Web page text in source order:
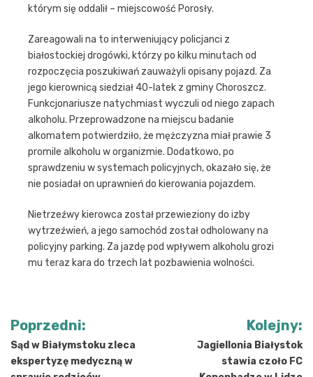
którym się oddalił – miejscowość Porosły.
Zareagowali na to interweniujący policjanci z
białostockiej drogówki, którzy po kilku minutach od
rozpoczęcia poszukiwań zauważyli opisany pojazd. Za
jego kierownicą siedział 40-latek z gminy Choroszcz.
Funkcjonariusze natychmiast wyczuli od niego zapach
alkoholu. Przeprowadzone na miejscu badanie
alkomatem potwierdziło, że mężczyzna miał prawie 3
promile alkoholu w organizmie. Dodatkowo, po
sprawdzeniu w systemach policyjnych, okazało się, że
nie posiadał on uprawnień do kierowania pojazdem.
Nietrzeźwy kierowca został przewieziony do izby
wytrzeźwień, a jego samochód został odholowany na
policyjny parking. Za jazdę pod wpływem alkoholu grozi
mu teraz kara do trzech lat pozbawienia wolności.
Nawigacja
wpisu
Poprzedni:
Sąd w Białymstoku zleca
ekspertyzę medyczną w
Kolejny:
Jagiellonia Białystok
stawia czoło FC